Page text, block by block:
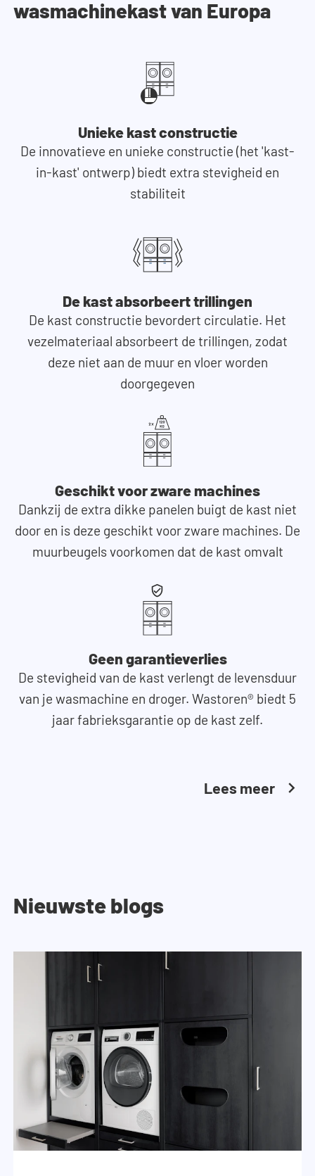
wasmachinekast van Europa
Unieke kast constructie
De innovatieve en unieke constructie (het 'kast-
in-kast' ontwerp) biedt extra stevigheid en
stabiliteit
De kast absorbeert trillingen
De kast constructie bevordert circulatie. Het
vezelmateriaal absorbeert de trillingen, zodat
deze niet aan de muur en vloer worden
doorgegeven
Geschikt voor zware machines
Dankzij de extra dikke panelen buigt de kast niet
door en is deze geschikt voor zware machines. De
muurbeugels voorkomen dat de kast omvalt
Geen garantieverlies
De stevigheid van de kast verlengt de levensduur
van je wasmachine en droger. Wastoren® biedt 5
jaar fabrieksgarantie op de kast zelf.
Lees meer
Nieuwste blogs